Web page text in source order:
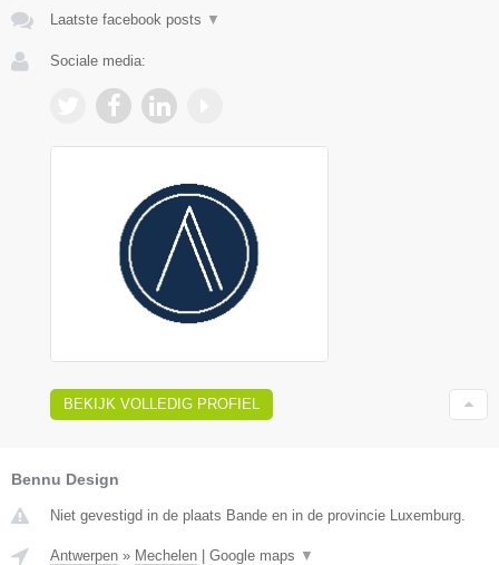
Laatste facebook posts ▼
Sociale media:
BEKIJK VOLLEDIG PROFIEL
Bennu Design
Niet gevestigd in de plaats Bande en in de provincie Luxemburg.
Antwerpen » Mechelen Google maps ▼